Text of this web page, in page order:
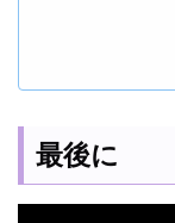
最後に